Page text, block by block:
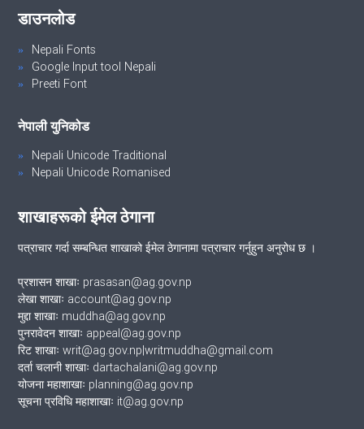
डाउनलोड
Nepali Fonts
Google Input tool Nepali
Preeti Font
नेपाली युनिकोड
Nepali Unicode Traditional
Nepali Unicode Romanised
शाखाहरूको ईमेल ठेगाना
पत्राचार गर्दा सम्बन्धित शाखाको ईमेल ठेगानामा पत्राचार गर्नुहुन अनुरोध छ ।
प्रशासन शाखाः prasasan@ag.gov.np
लेखा शाखाः account@ag.gov.np
मुद्दा शाखाः muddha@ag.gov.np
पुनरावेदन शाखाः appeal@ag.gov.np
रिट शाखाः writ@ag.gov.np|writmuddha@gmail.com
दर्ता चलानी शाखाः dartachalani@ag.gov.np
योजना महाशाखाः planning@ag.gov.np
सूचना प्रविधि महाशाखाः it@ag.gov.np